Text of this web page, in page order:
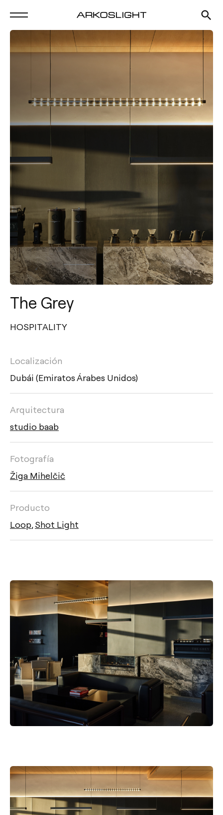
The Grey
HOSPITALITY
Localización
Dubái (Emiratos Árabes Unidos)
Arquitectura
studio baab
Fotografía
Žiga Mihelčič
Producto
Loop,Shot Light